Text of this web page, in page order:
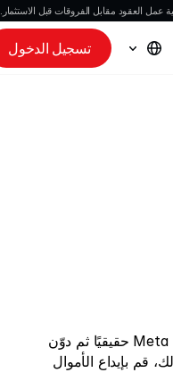
العقود مقابل الفروقات قبل الاستثمار.
تسجيل الدخول